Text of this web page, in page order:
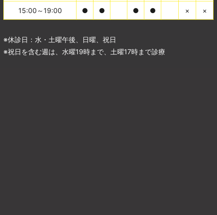
15:00～19:00 ● ● ● ● × ×
※休診日：水・土曜午後、日曜、祝日
※祝日を含む週は、水曜19時まで、土曜17時まで診療